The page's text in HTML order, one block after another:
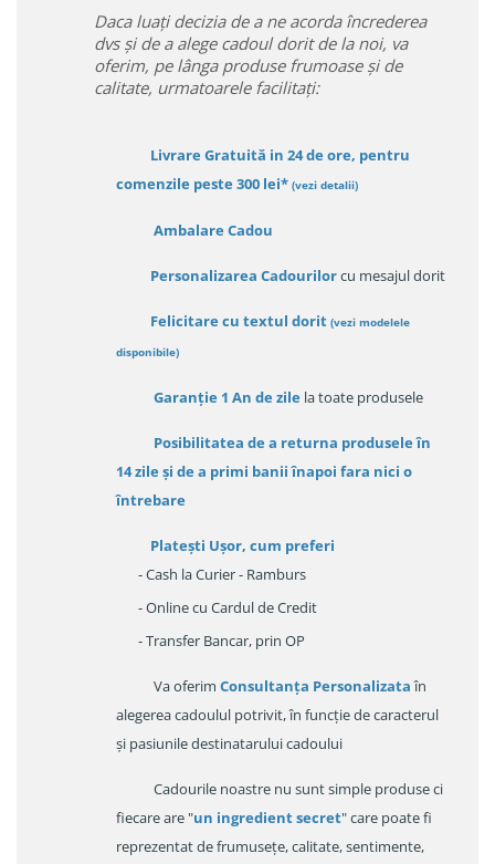
Daca luați decizia de a ne acorda încrederea
dvs și de a alege cadoul dorit de la noi, va
oferim, pe lânga produse frumoase și de
calitate, urmatoarele facilitați:
Livrare Gratuită in 24 de ore, pentru
comenzile peste 300 lei* (vezi detalii)
Ambalare Cadou
Personalizarea Cadourilorcu mesajul dorit
Felicitare cu textul dorit (vezi modelele
disponibile)
Garanție 1 An de zile la toate produsele
Posibilitatea de a returna produsele în
14 zileși de a primi banii înapoi fara nici o
întrebare
Platești Ușor, cum preferi
- Cash la Curier - Ramburs
- Online cu Cardul de Credit
- Transfer Bancar, prin OP
Va oferim Consultanța Personalizataîn
alegerea cadoulul potrivit, în funcție de caracterul
și pasiunile destinatarului cadoului
Cadourile noastre nu sunt simple produse ci
fiecare are "un ingredient secret" care poate fi
reprezentat de frumusețe, calitate, sentimente,